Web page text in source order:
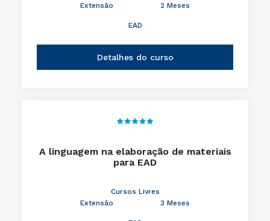
Extensão
2 Meses
EAD
Detalhes do curso
A linguagem na elaboração de materiais
para EAD
Cursos Livres
Extensão
3 Meses